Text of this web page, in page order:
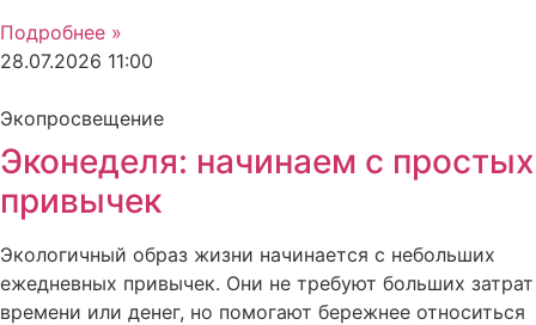
Подробнее »
28.07.2026 11:00
Экопросвещение
Эконеделя: начинаем с простых
привычек
Экологичный образ жизни начинается с небольших
ежедневных привычек. Они не требуют больших затрат
времени или денег, но помогают бережнее относиться